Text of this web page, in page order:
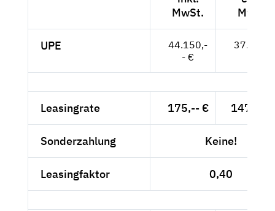
MwSt.
MwSt.
UPE
44.150,-
- €
37.101,-
Leasingrate 175,-- € 147,06
Sonderzahlung Keine!
Leasingfaktor 0,40